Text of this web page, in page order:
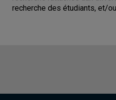
recherche des étudiants, et/